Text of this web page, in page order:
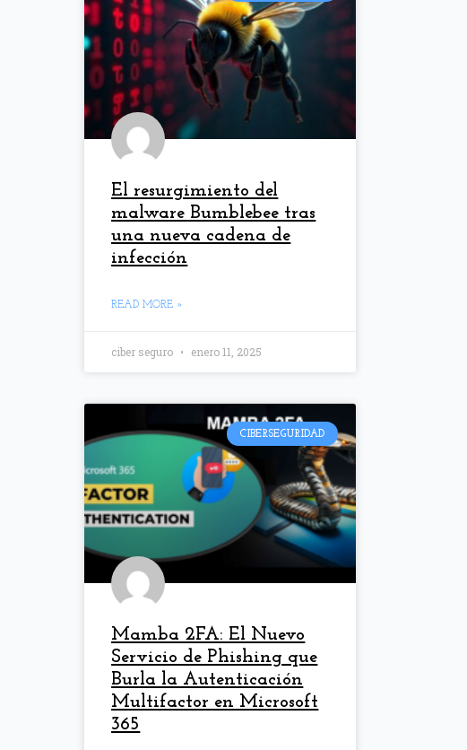
El resurgimiento del
malware Bumblebee tras
una nueva cadena de
infección
READ MORE »
ciber seguro enero 11, 2025
CIBERSEGURIDAD
Mamba 2FA: El Nuevo
Servicio de Phishing que
Burla la Autenticación
Multifactor en Microsoft
365